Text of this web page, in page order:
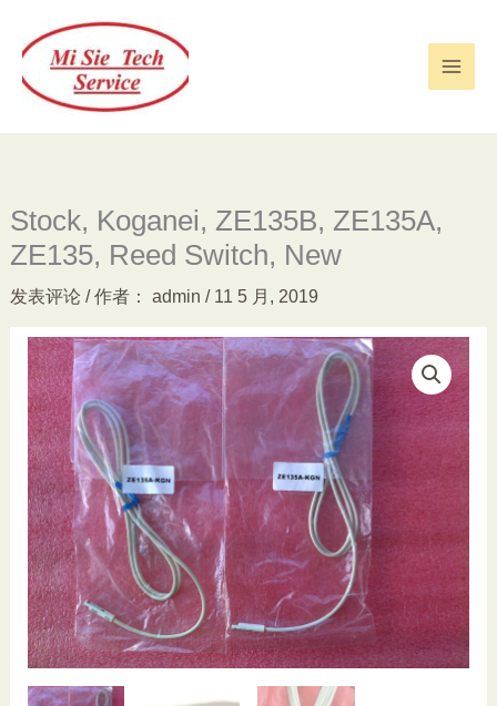
Stock, Koganei, ZE135B, ZE135A,
ZE135, Reed Switch, New
发表评论 / 作者： admin / 11 5 月, 2019